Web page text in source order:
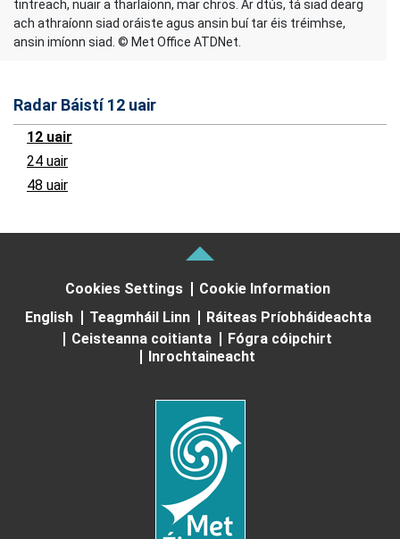
tintreach, nuair a tharlaíonn, mar chros. Ar dtús, tá siad dearg
ach athraíonn siad oráiste agus ansin buí tar éis tréimhse,
ansin imíonn siad. © Met Office ATDNet.
Radar Báistí 12 uair
12 uair
24 uair
48 uair
Cookies Settings
Cookie Information
English
Teagmháil Linn
Ráiteas Príobháideachta
Ceisteanna coitianta
Fógra cóipchirt
Inrochtaineacht